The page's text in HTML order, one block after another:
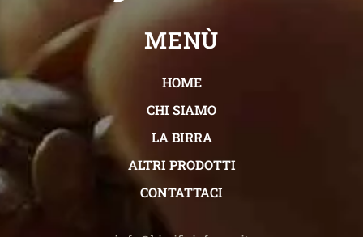
MENÙ
HOME
CHI SIAMO
LA BIRRA
ALTRI PRODOTTI
CONTATTACI